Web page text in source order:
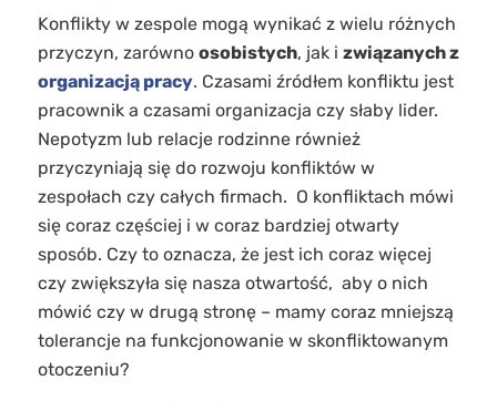
Konflikty w zespole mogą wynikać z wielu różnych
przyczyn, zarówno osobistych, jak i związanych z
organizacją pracy. Czasami źródłem konfliktu jest
pracownik a czasami organizacja czy słaby lider.
Nepotyzm lub relacje rodzinne również
przyczyniają się do rozwoju konfliktów w
zespołach czy całych firmach. O konfliktach mówi
się coraz częściej i w coraz bardziej otwarty
sposób. Czy to oznacza, że jest ich coraz więcej
czy zwiększyła się nasza otwartość, aby o nich
mówić czy w drugą stronę – mamy coraz mniejszą
tolerancje na funkcjonowanie w skonfliktowanym
otoczeniu?